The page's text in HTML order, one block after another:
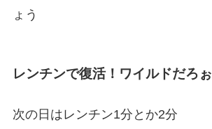
ょう
レンチンで復活！ワイルドだろぉ
次の日はレンチン1分とか2分